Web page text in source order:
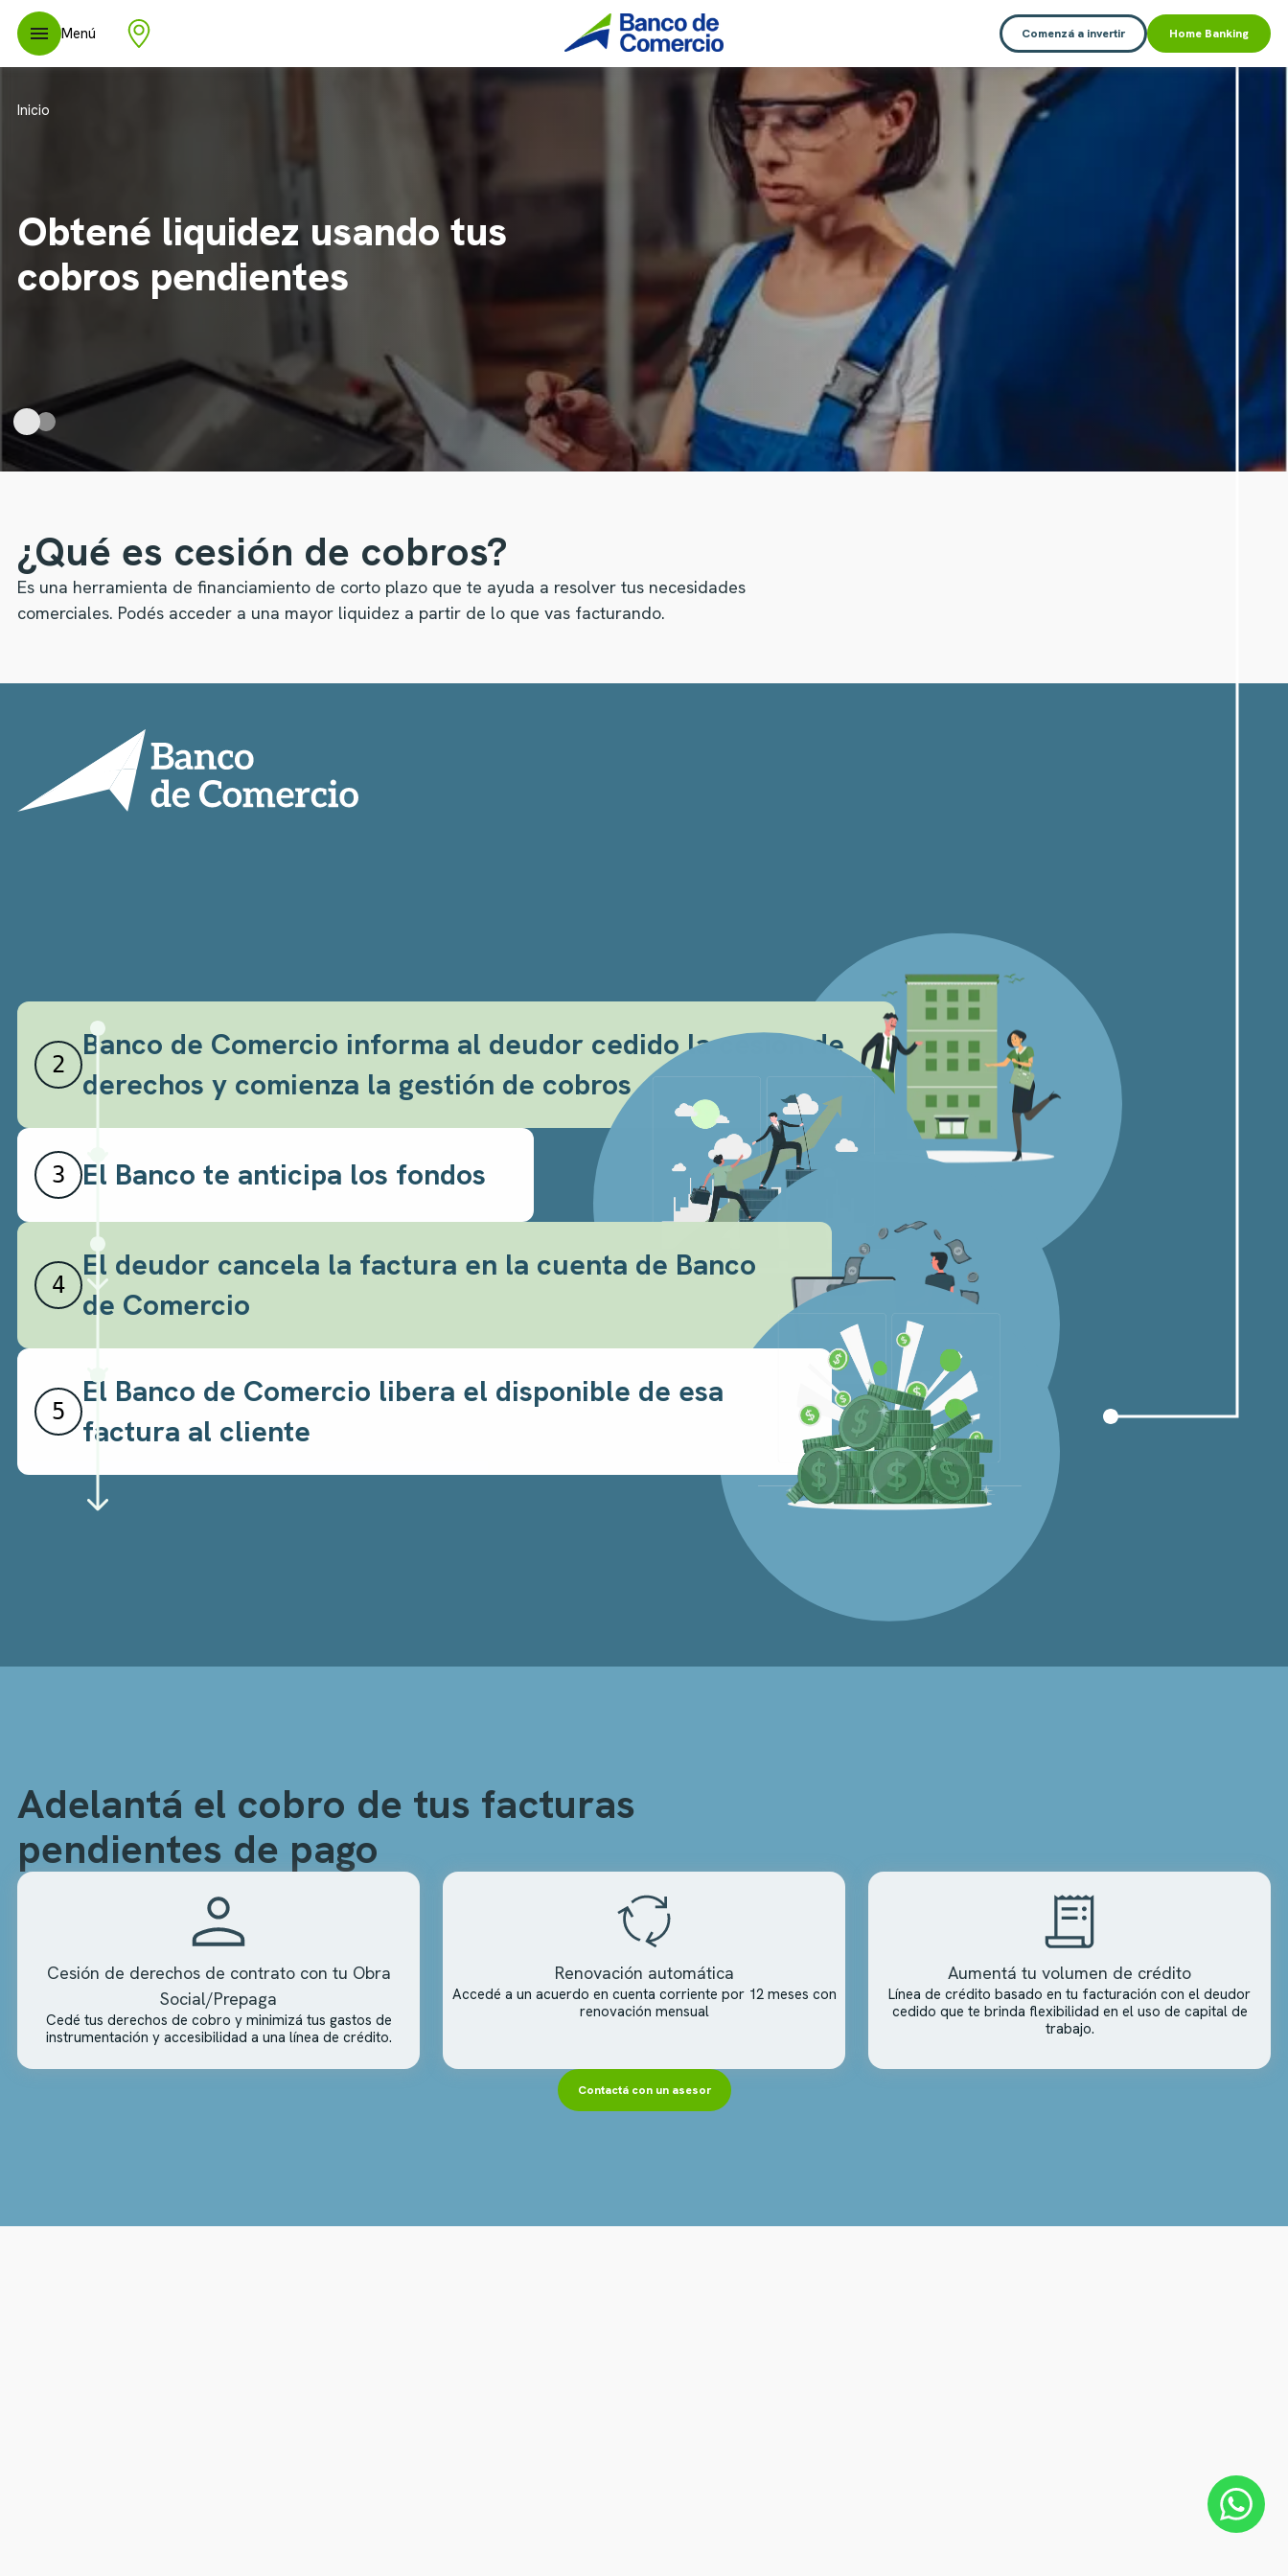
Menú Comenzá a invertir Home Banking
Inicio
Financiá tu Pyme y
aprovechá todas las
oportunidades
¿Qué es cesión de cobros?
Es una herramienta de financiamiento de corto plazo que te ayuda a resolver tus necesidades
comerciales. Podés acceder a una mayor liquidez a partir de lo que vas facturando.
2
Banco de Comercio informa al deudor cedido la cesión de
derechos y comienza la gestión de cobros
3 El Banco te anticipa los fondos
4
El deudor cancela la factura en la cuenta de Banco
de Comercio
5
El Banco de Comercio libera el disponible de esa
factura al cliente
Adelantá el cobro de tus facturas
pendientes de pago
Cesión de derechos de contrato con tu Obra
Social/Prepaga
Cedé tus derechos de cobro y minimizá tus gastos de
instrumentación y accesibilidad a una línea de crédito.
Renovación automática
Accedé a un acuerdo en cuenta corriente por 12 meses con
renovación mensual
Aumentá tu volumen de crédito
Línea de crédito basado en tu facturación con el deudor
cedido que te brinda flexibilidad en el uso de capital de
trabajo.
Contactá con un asesor